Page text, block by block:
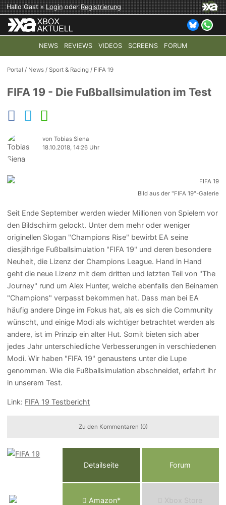
Hallo Gast »LoginoderRegistrierung
NEWS REVIEWS VIDEOS SCREENS FORUM
TOP-THEMEN: COD: MODERN WARFARE 4 HALO:
Portal / News /Sport & Racing / FIFA 19
FIFA 19 - Die Fußballsimulation im Test
von Tobias Siena
18.10.2018, 14:26 Uhr
Bild aus der "FIFA 19"-Galerie
Seit Ende September werden wieder Millionen von Spielern vor
den Bildschirm gelockt. Unter dem mehr oder weniger
originellen Slogan "Champions Rise" bewirbt EA seine
diesjährige Fußballsimulation "FIFA 19" und deren besondere
Neuheit, die Lizenz der Champions League. Hand in Hand
geht die neue Lizenz mit dem dritten und letzten Teil von "The
Journey" rund um Alex Hunter, welche ebenfalls den Beinamen
"Champions" verpasst bekommen hat. Dass man bei EA
häufig andere Dinge im Fokus hat, als es sich die Community
wünscht, und einige Modi als wichtiger betrachtet werden als
andere, ist im Prinzip ein alter Hut. Somit bieten sich aber
jedes Jahr unterschiedliche Verbesserungen in verschiedenen
Modi. Wir haben "FIFA 19" genaustens unter die Lupe
genommen. Wie die Fußballsimulation abschneidet, erfahrt ihr
in unserem Test.
Link: FIFA 19 Testbericht
Zu den Kommentaren (0)
Detailseite Forum
Amazon* Xbox Store